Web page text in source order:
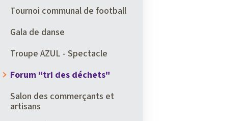
Tournoi communal de football
Gala de danse
Troupe AZUL - Spectacle
Forum "tri des déchets"
Salon des commerçants et
artisans